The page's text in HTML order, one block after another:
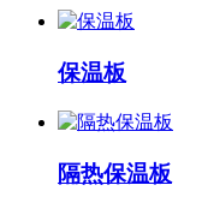
保温板
隔热保温板